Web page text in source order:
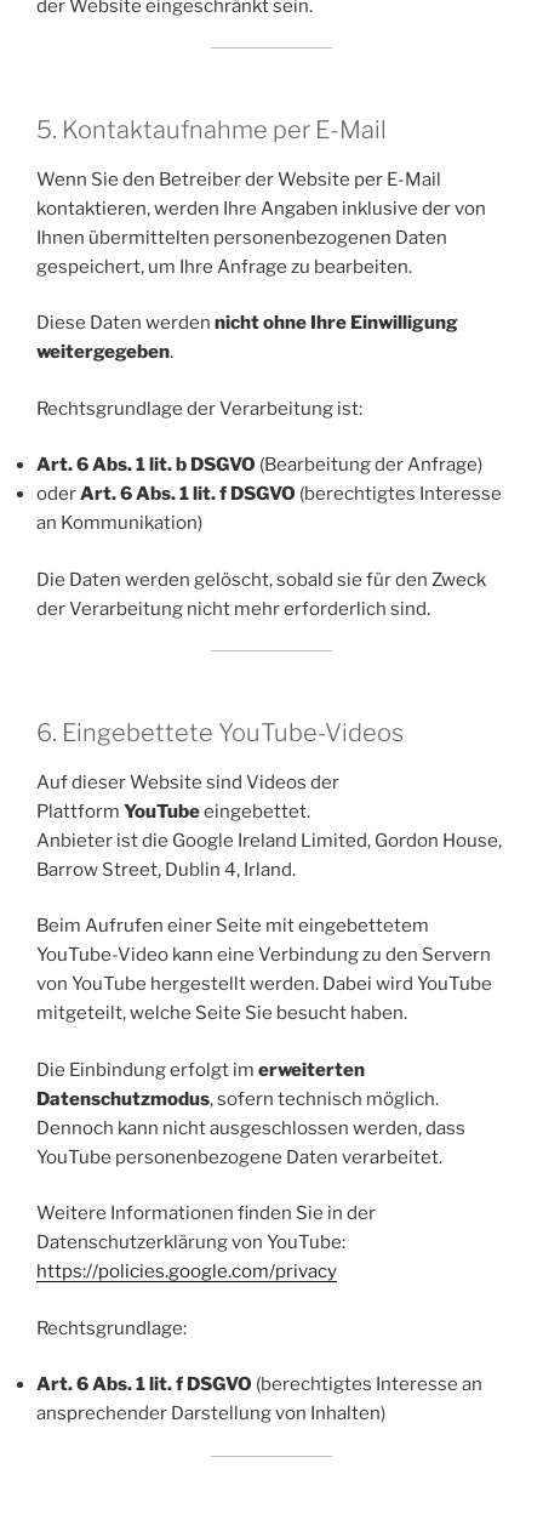
der Website eingeschränkt sein.
5. Kontaktaufnahme per E-Mail
Wenn Sie den Betreiber der Website per E-Mail
kontaktieren, werden Ihre Angaben inklusive der von
Ihnen übermittelten personenbezogenen Daten
gespeichert, um Ihre Anfrage zu bearbeiten.
Diese Daten werden nicht ohne Ihre Einwilligung
weitergegeben.
Rechtsgrundlage der Verarbeitung ist:
Art. 6 Abs. 1 lit. b DSGVO (Bearbeitung der Anfrage)
oderArt. 6 Abs. 1 lit. f DSGVO (berechtigtes Interesse
an Kommunikation)
Die Daten werden gelöscht, sobald sie für den Zweck
der Verarbeitung nicht mehr erforderlich sind.
6. Eingebettete YouTube-Videos
Auf dieser Website sind Videos der
Plattform YouTubeeingebettet.
Anbieter ist die Google Ireland Limited, Gordon House,
Barrow Street, Dublin 4, Irland.
Beim Aufrufen einer Seite mit eingebettetem
YouTube-Video kann eine Verbindung zu den Servern
von YouTube hergestellt werden. Dabei wird YouTube
mitgeteilt, welche Seite Sie besucht haben.
Die Einbindung erfolgt im erweiterten
Datenschutzmodus, sofern technisch möglich.
Dennoch kann nicht ausgeschlossen werden, dass
YouTube personenbezogene Daten verarbeitet.
Weitere Informationen finden Sie in der
Datenschutzerklärung von YouTube:
https://policies.google.com/privacy
Rechtsgrundlage:
Art. 6 Abs. 1 lit. f DSGVO (berechtigtes Interesse an
ansprechender Darstellung von Inhalten)